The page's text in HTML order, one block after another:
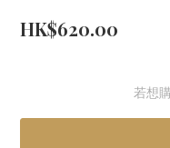
HK$620.00
若想